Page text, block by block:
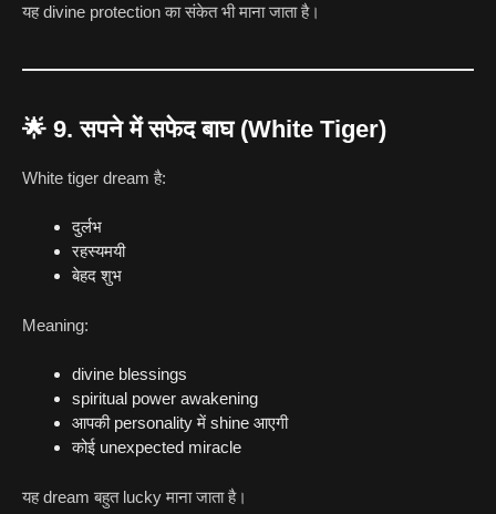
यह divine protection का संकेत भी माना जाता है।
🌟 9. सपने में सफेद बाघ (White Tiger)
White tiger dream है:
दुर्लभ
रहस्यमयी
बेहद शुभ
Meaning:
divine blessings
spiritual power awakening
आपकी personality में shine आएगी
कोई unexpected miracle
यह dream बहुत lucky माना जाता है।